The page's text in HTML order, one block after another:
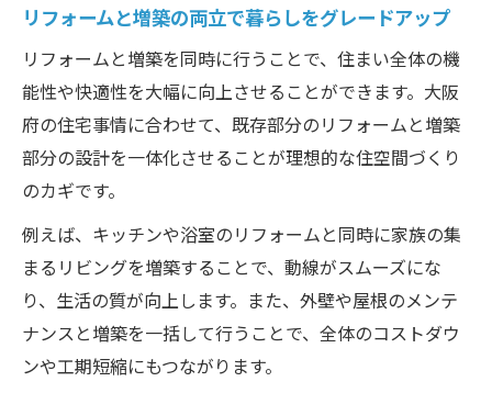
リフォームと増築の両立で暮らしをグレードアップ
リフォームと増築を同時に行うことで、住まい全体の機
能性や快適性を大幅に向上させることができます。大阪
府の住宅事情に合わせて、既存部分のリフォームと増築
部分の設計を一体化させることが理想的な住空間づくり
のカギです。
例えば、キッチンや浴室のリフォームと同時に家族の集
まるリビングを増築することで、動線がスムーズにな
り、生活の質が向上します。また、外壁や屋根のメンテ
ナンスと増築を一括して行うことで、全体のコストダウ
ンや工期短縮にもつながります。